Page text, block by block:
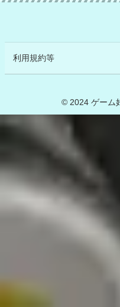
利用規約等
© 2024 ゲーム